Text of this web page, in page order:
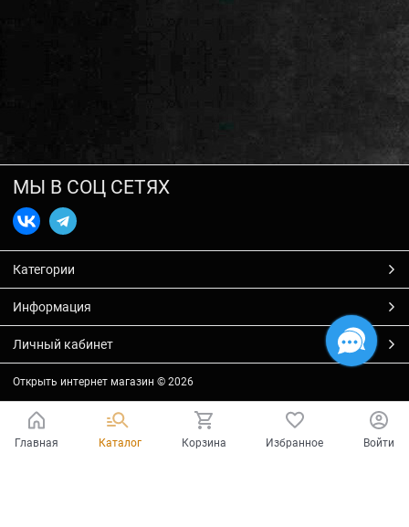
МЫ В СОЦ СЕТЯХ
Категории
Информация
Личный кабинет
Открыть интернет магазин © 2026
Главная Каталог Корзина Избранное Войти